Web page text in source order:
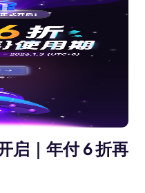
启｜年付 6 折再